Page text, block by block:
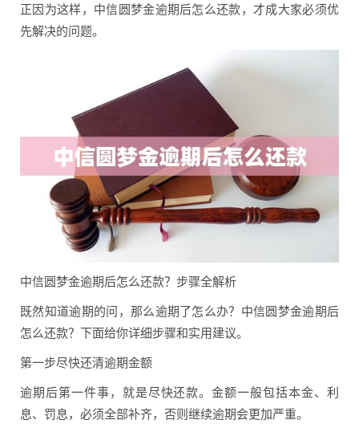
正因为这样，中信圆梦金逾期后怎么还款，才成大家必须优
先解决的问题。
中信圆梦金逾期后怎么还款？步骤全解析
既然知道逾期的问，那么逾期了怎么办？中信圆梦金逾期后
怎么还款？下面给你详细步骤和实用建议。
第一步尽快还清逾期金额
逾期后第一件事，就是尽快还款。金额一般包括本金、利
息、罚息，必须全部补齐，否则继续逾期会更加严重。